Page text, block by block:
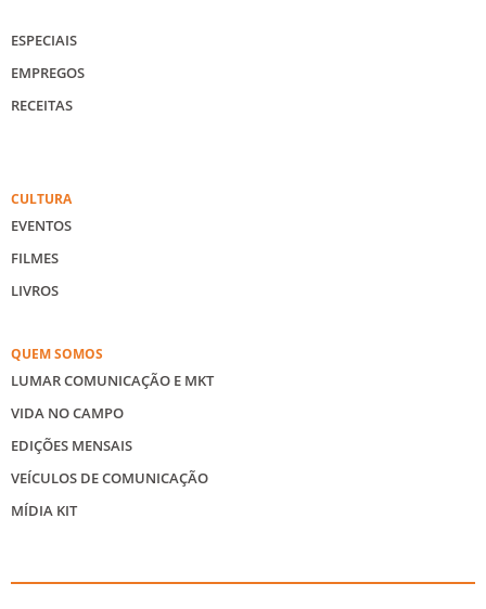
ESPECIAIS
EMPREGOS
RECEITAS
CULTURA
EVENTOS
FILMES
LIVROS
QUEM SOMOS
LUMAR COMUNICAÇÃO E MKT
VIDA NO CAMPO
EDIÇÕES MENSAIS
VEÍCULOS DE COMUNICAÇÃO
MÍDIA KIT